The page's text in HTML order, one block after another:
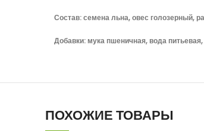
Состав: семена льна, овес голозерный,
Добавки: мука пшеничная, вода
ПОХОЖИЕ ТОВАРЫ